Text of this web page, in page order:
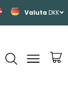
TIL HELE EUROPA
DKK